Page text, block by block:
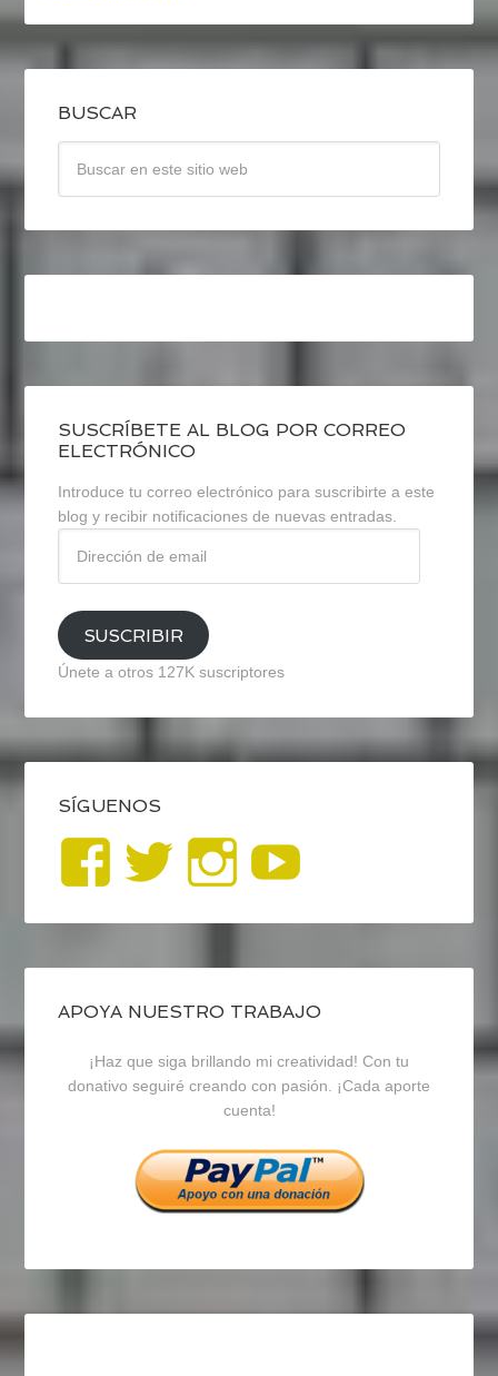
BUSCAR
SUSCRÍBETE AL BLOG POR CORREO
ELECTRÓNICO
Introduce tu correo electrónico para suscribirte a este
blog y recibir notificaciones de nuevas entradas.
email
SUSCRIBIR
Únete a otros 127K suscriptores
SÍGUENOS
Ver
perfil
de
blogrecursosep
en
Facebook
Ver
perfil
de
recursosep
en
Twitter
Ver
perfil
de
recursosep
en
Instagram
APOYA NUESTRO TRABAJO
¡Haz que siga brillando mi creatividad! Con tu
donativo seguiré creando con pasión. ¡Cada aporte
cuenta!